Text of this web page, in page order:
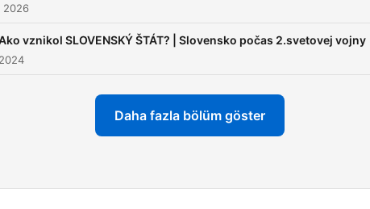
2026
vznikol SLOVENSKÝ ŠTÁT? | Slovensko počas 2.svetovej vojny
Daha fazla bölüm göster